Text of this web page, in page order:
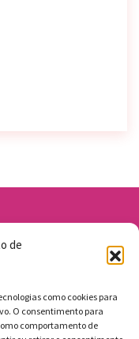
de
como cookies para
O consentimento para
comportamento de